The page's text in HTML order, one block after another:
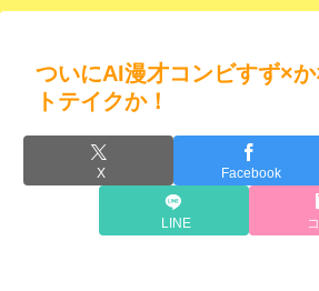
ついにAI漫才コンビすず×
トテイクか！
X Facebook
LINE